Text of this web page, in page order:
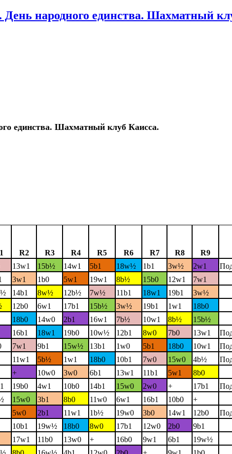
День народного единства. Шахматный
единства. Шахматный клуб Каисса.
R2 R3 R4 R5 R6 R7 R8
R9
13w1 15b½ 14w1 5b1 18w½ 1b1 3w½ 2w1
3w1 1b0 5w1 19w1 8b½ 15b0 12w1
7w1
14b1 8w½ 12b½ 7w½ 11b1 18w1 19b1
3w½
12b0 6w1 17b1 15b½ 3w½ 19b1 1w1
18b0
18b0 14w0 2b1 16w1 7b½ 10w1 8b½
15b½
16b1 18w1 19b0 10w½ 12b1 8w0 7b0 13w1
7w1 9b1 15w½ 13b1 1w0 5b1 18b0 10w1
11w1 5b½ 1w1 18b0 10b1 7w0 15w0 4b½
+ 10w0 3w0 6b1 13w1 11b1 5w1
8b0
19b0 4w1 10b0 14b1 15w0 2w0 + 17b1
15w0 3b1 8b0 11w0 6w1 16b1 10b0
+
5w0 2b1 11w1 1b½ 19w0 3b0 14w1 12b0
10b1 19w½ 18b0 8w0 17b1 12w0 2b0
9b1
17w1 11b0 13w0 + 16b0 9w1 6b1
19w½